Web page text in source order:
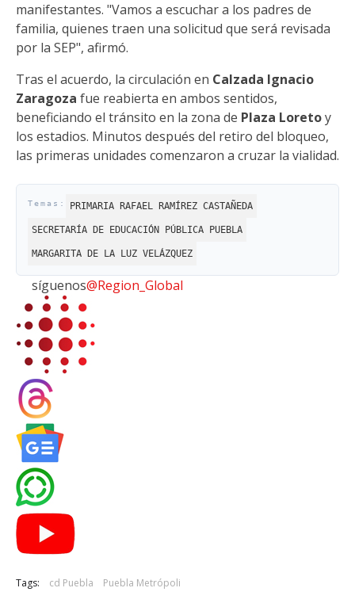
manifestantes. "Vamos a escuchar a los padres de
familia, quienes traen una solicitud que será revisada
por la SEP", afirmó.
Tras el acuerdo, la circulación en Calzada Ignacio
Zaragoza fue reabierta en ambos sentidos,
beneficiando el tránsito en la zona de Plaza Loretoy
los estadios. Minutos después del retiro del bloqueo,
las primeras unidades comenzaron a cruzar la vialidad.
PRIMARIA RAFAEL RAMÍREZ CASTAÑEDA
SECRETARÍA DE EDUCACIÓN PÚBLICA PUEBLA
MARGARITA DE LA LUZ VELÁZQUEZ
síguenos@Region_Global
Tags: cd Puebla Puebla Metrópoli